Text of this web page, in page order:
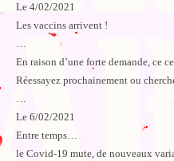
Le 4/02/2021
Les vaccins arrivent !
…
En raison d’une forte demande, ce
Réessayez prochainement ou
…
Le 6/02/2021
Entre temps…
le Covid-19 mute, de nouveaux